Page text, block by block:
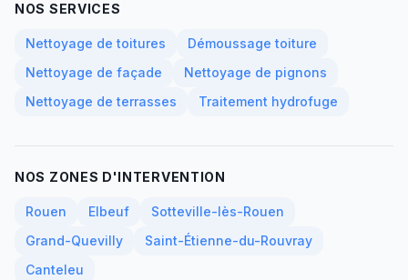
NOS SERVICES
Nettoyage de toitures
Démoussage toiture
Nettoyage de façade
Nettoyage de pignons
Nettoyage de terrasses
Traitement hydrofuge
NOS ZONES D'INTERVENTION
Rouen Elbeuf
Sotteville-lès-Rouen
Grand-Quevilly
Saint-Étienne-du-Rouvray
Canteleu